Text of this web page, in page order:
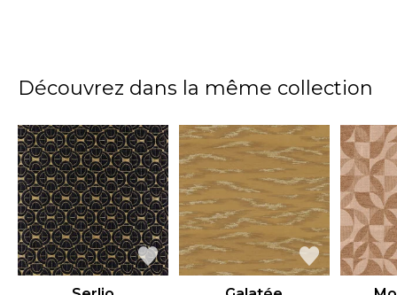
Découvrez dans la même collection